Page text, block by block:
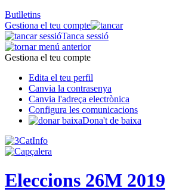
Butlletins
Gestiona el teu compte
Tanca sessió
Gestiona el teu compte
Edita el teu perfil
Canvia la contrasenya
Canvia l'adreça electrònica
Configura les comunicacions
Dona't de baixa
Eleccions 26M 2019